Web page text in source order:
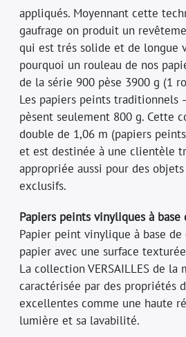
appliqués. Moyennant cette
gaufrage on produit un
qui est trés solide et de longue
pourquoi un rouleau de nos
de la série 900 pèse 3900 g (1
Les papiers peints traditionnels
pèsent seulement 800 g. Cette
double de 1,06 m (papiers
et est destinée à une clientèle
appropriée aussi pour des
exclusifs.
Papiers peints vinyliques à base
Papier peint vinylique à base de
papier avec une surface
La collection VERSAILLES de la
caractérisée par des propriétés
excellentes comme une haute
lumière et sa lavabilité.